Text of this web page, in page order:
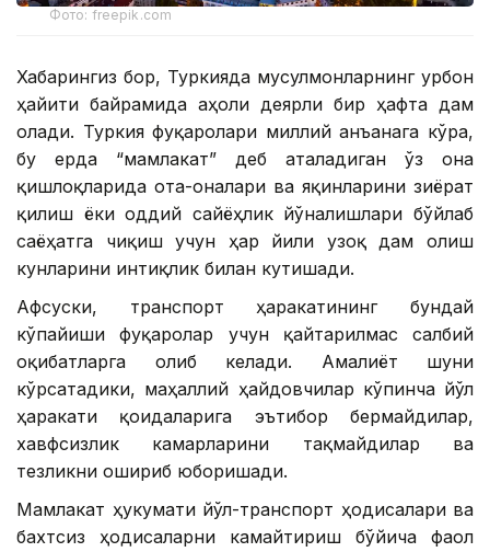
Фото: freepik.com
Хабарингиз бор, Туркияда мусулмонларнинг Қурбон
ҳайити байрамида аҳоли деярли бир ҳафта дам
олади. Туркия фуқаролари миллий анъанага кўра,
бу ерда “мамлакат” деб аталадиган ўз она
қишлоқларида ота-оналари ва яқинларини зиёрат
қилиш ёки оддий сайёҳлик йўналишлари бўйлаб
саёҳатга чиқиш учун ҳар йили узоқ дам олиш
кунларини интиқлик билан кутишади.
Афсуски, транспорт ҳаракатининг бундай
кўпайиши фуқаролар учун қайтарилмас салбий
оқибатларга олиб келади. Амалиёт шуни
кўрсатадики, маҳаллий ҳайдовчилар кўпинча йўл
ҳаракати қоидаларига эътибор бермайдилар,
хавфсизлик камарларини тақмайдилар ва
тезликни ошириб юборишади.
Мамлакат ҳукумати йўл-транспорт ҳодисалари ва
бахтсиз ҳодисаларни камайтириш бўйича фаол